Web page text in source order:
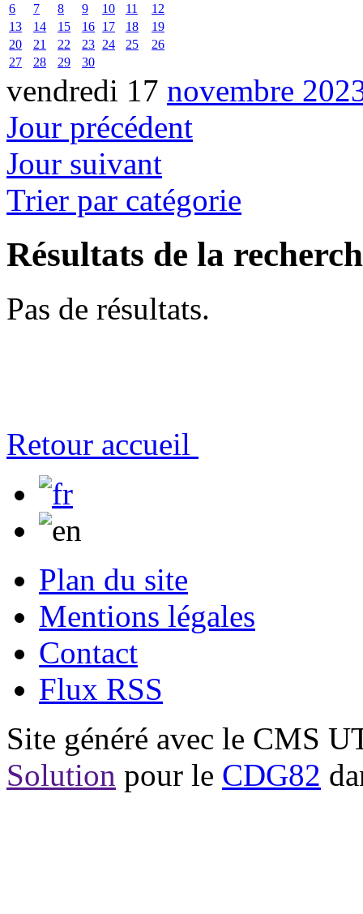
6
7 8 9 10 11
12
13
14 15 16 17 18
19
20
21 22 23 24 25
26
27
28 29 30
vendredi 17 novembre
Jour précédent
Jour suivant
Trier par catégorie
Résultats de la
Pas de résultats.
Retour accueil
Plan du site
Mentions légales
Contact
Flux RSS
Site généré avec le CMS
Solution pour le CDG82